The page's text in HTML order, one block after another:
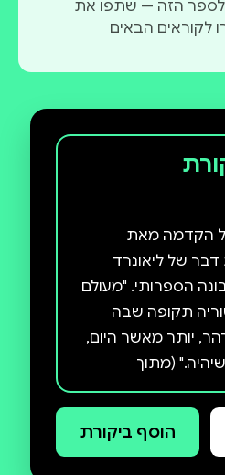
לספר הזה — שתפו את
לקוראים הבאים
הקדמה מאת
של ליאונרד
הספרותי. "מעולם
תקופה שבה
יותר מאשר היום,
(מתוך
המתגבר, ספרה
והפילוסופית
הוא סיפורו של
הוסף ביקורת